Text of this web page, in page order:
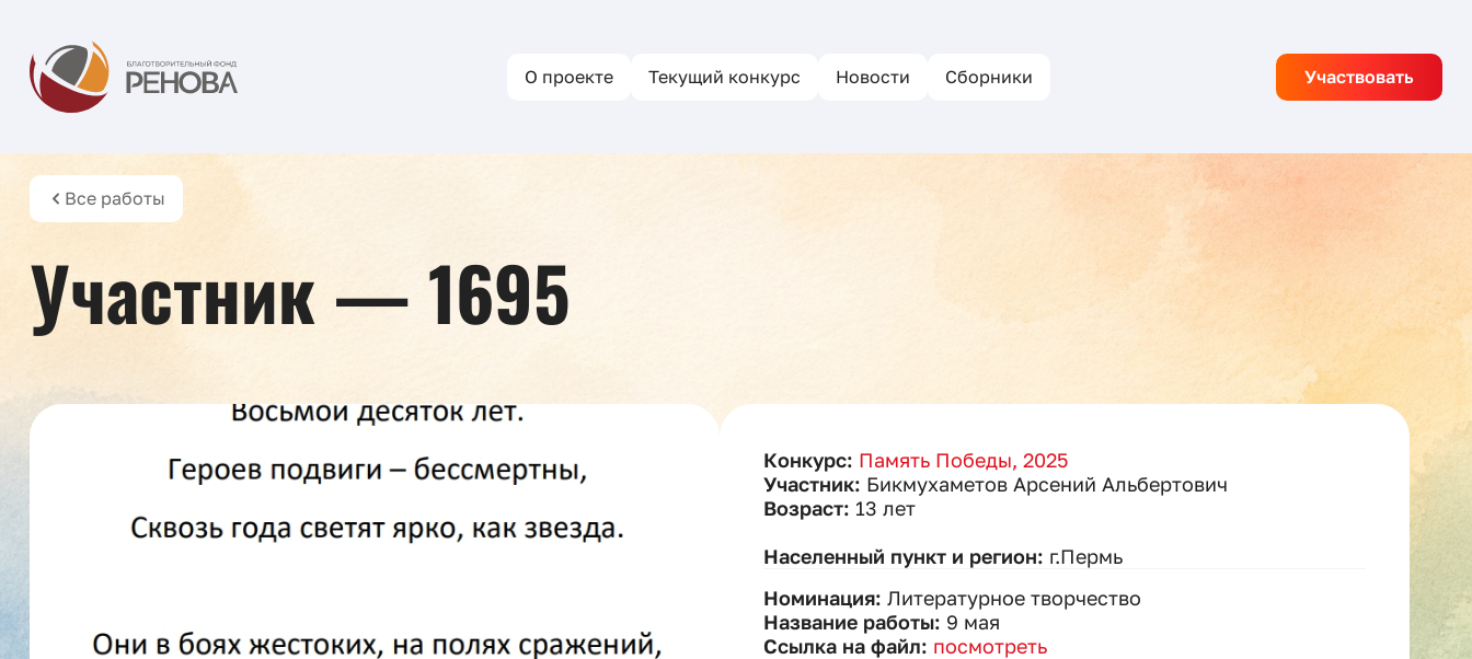
О проекте Текущий конкурс Новости Сборники Участвовать
Все работы
Участник — 1695
Конкурс: Память Победы, 2025
Участник: Бикмухаметов Арсений Альбертович
Возраст: 13 лет
Населенный пункт и регион: г.Пермь
Номинация: Литературное творчество
Название работы: 9 мая
Ссылка на файл: посмотреть